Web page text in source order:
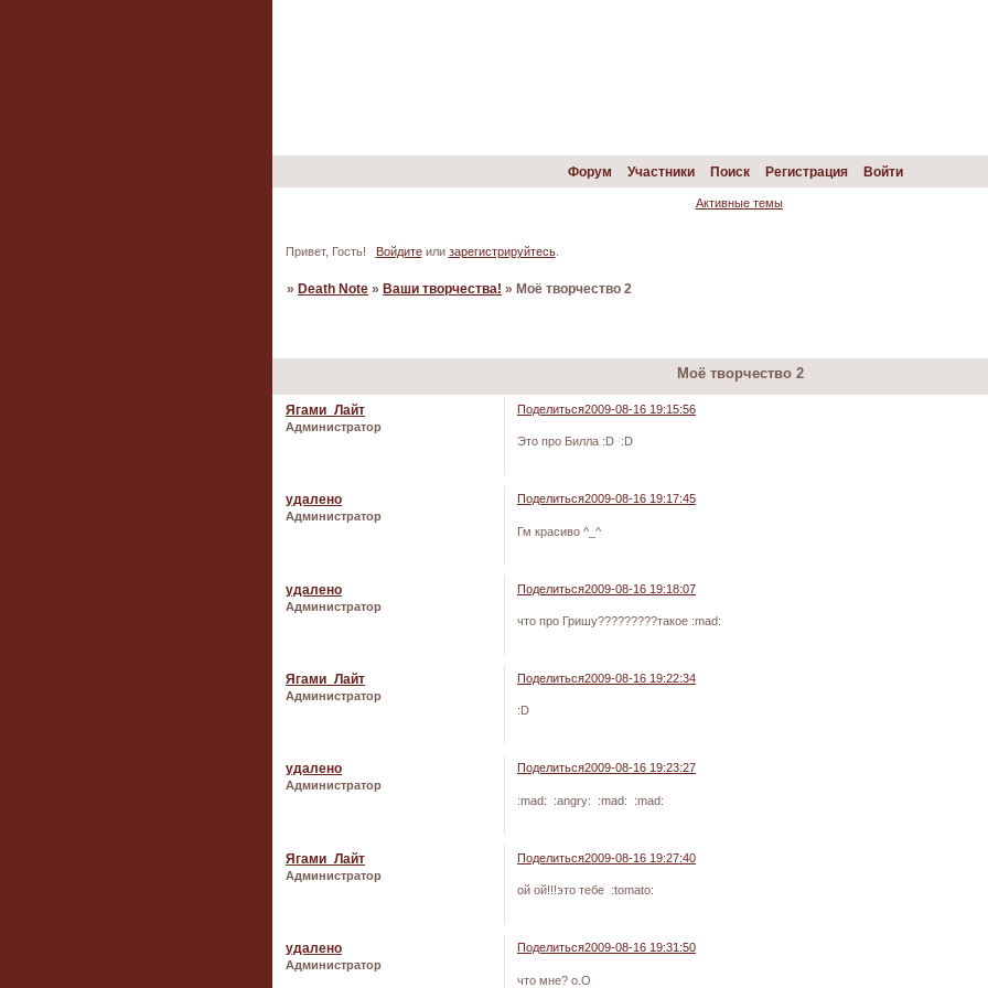
Форум Участники Поиск Регистрация Войти
Активные темы
Привет, Гость! Войдитеили зарегистрируйтесь.
»Death Note »Ваши творчества! »Моё творчество 2
Моё творчество 2
Поделиться2009-08-16 19:15:56
Ягами_Лайт
Администратор
Это про Билла :D :D
Поделиться2009-08-16 19:17:45
удалено
Администратор
Гм красиво ^_^
Поделиться2009-08-16 19:18:07
удалено
Администратор
что про Гришу?????????такое :mad:
Поделиться2009-08-16 19:22:34
Ягами_Лайт
Администратор
:D
Поделиться2009-08-16 19:23:27
удалено
Администратор
:mad: :angry: :mad: :mad:
Поделиться2009-08-16 19:27:40
Ягами_Лайт
Администратор
ой ой!!!это тебе :tomato:
Поделиться2009-08-16 19:31:50
удалено
Администратор
что мне? o.O